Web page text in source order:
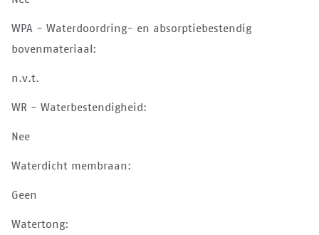
WPA - Waterdoordring- en absorptiebestendig
bovenmateriaal:
n.v.t.
WR - Waterbestendigheid:
Nee
Waterdicht membraan:
Geen
Watertong: